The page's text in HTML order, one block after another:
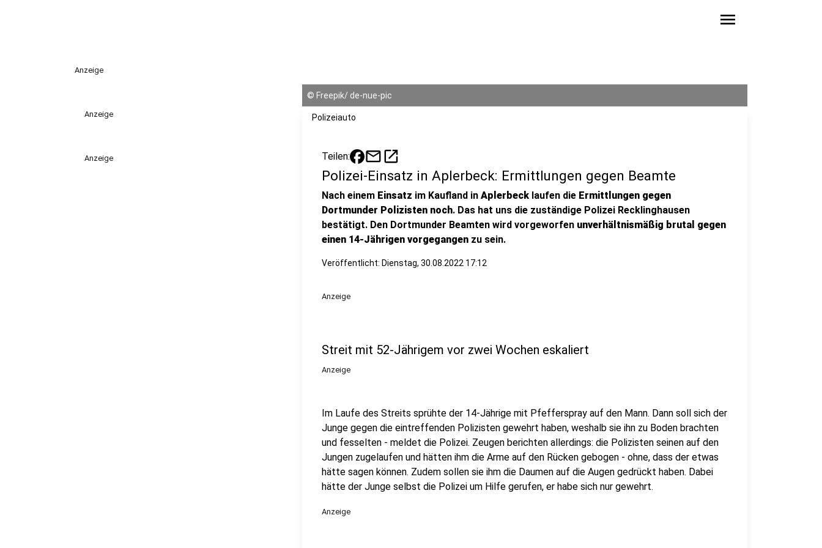
menu
Anzeige
Anzeige
Anzeige
© Freepik/ de-nue-pic
Polizeiauto
Teilen: mailopen_in_new
Polizei-Einsatz in Aplerbeck: Ermittlungen gegen Beamte
Nach einem Einsatz im Kaufland in Aplerbeck laufen die Ermittlungen gegen
Dortmunder Polizisten noch. Das hat uns die zuständige Polizei Recklinghausen
bestätigt. Den Dortmunder Beamten wird vorgeworfen unverhältnismäßig brutal gegen
einen 14-Jährigen vorgegangen zu sein.
Veröffentlicht: Dienstag, 30.08.2022 17:12
Anzeige
Streit mit 52-Jährigem vor zwei Wochen eskaliert
Anzeige
Im Laufe des Streits sprühte der 14-Jährige mit Pfefferspray auf den Mann. Dann soll sich der
Junge gegen die eintreffenden Polizisten gewehrt haben, weshalb sie ihn zu Boden brachten
und fesselten - meldet die Polizei. Zeugen berichten allerdings: die Polizisten seinen auf den
Jungen zugelaufen und hätten ihm die Arme auf den Rücken gebogen - ohne, dass der etwas
hätte sagen können. Zudem sollen sie ihm die Daumen auf die Augen gedrückt haben. Dabei
hätte der Junge selbst die Polizei um Hilfe gerufen, er habe sich nur gewehrt.
Anzeige